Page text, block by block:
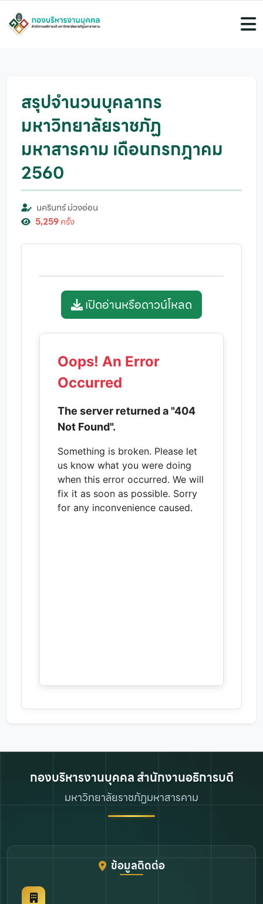
สรุปจำนวนบุคลากร
มหาวิทยาลัยราชภัฏ
มหาสารคาม เดือนกรกฎาคม
2560
นครินทร์ ม่วงอ่อน
5,259ครั้ง
เปิดอ่านหรือดาวน์โหลด
กองบริหารงานบุคคล สำนักงานอธิการบดี
มหาวิทยาลัยราชภัฏมหาสารคาม
ข้อมูลติดต่อ